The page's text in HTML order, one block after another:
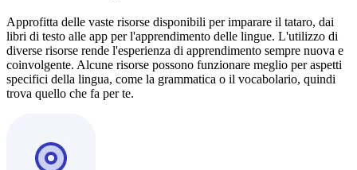
Approfitta delle vaste risorse disponibili per imparare il tataro, dai
libri di testo alle app per l'apprendimento delle lingue. L'utilizzo di
diverse risorse rende l'esperienza di apprendimento sempre nuova e
coinvolgente. Alcune risorse possono funzionare meglio per aspetti
specifici della lingua, come la grammatica o il vocabolario, quindi
trova quello che fa per te.